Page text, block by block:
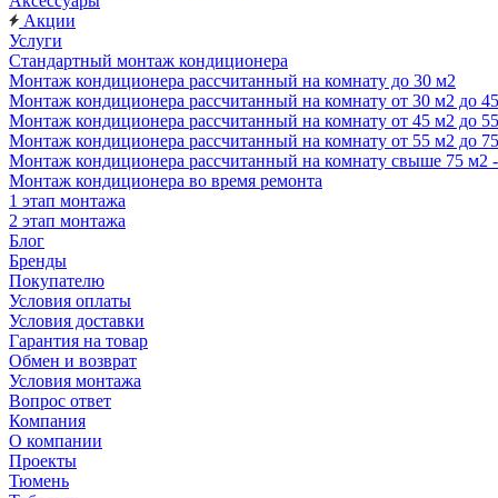
Акции
Услуги
Стандартный монтаж кондиционера
Монтаж кондиционера рассчитанный на комнату до 30 м2
Монтаж кондиционера рассчитанный на комнату от 30 м2 до
Монтаж кондиционера рассчитанный на комнату от 45 м2 до
Монтаж кондиционера рассчитанный на комнату от 55 м2 до
Монтаж кондиционера рассчитанный на комнату свыше 75 м2
Монтаж кондиционера во время ремонта
1 этап монтажа
2 этап монтажа
Блог
Бренды
Покупателю
Условия оплаты
Условия доставки
Гарантия на товар
Обмен и возврат
Условия монтажа
Вопрос ответ
Компания
О компании
Проекты
Тюмень